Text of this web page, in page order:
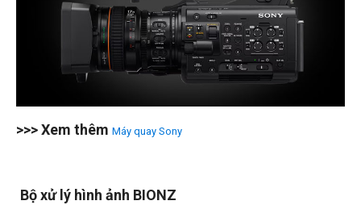
>>> Xem thêm Máy quay Sony
Bộ xử lý hình ảnh BIONZ